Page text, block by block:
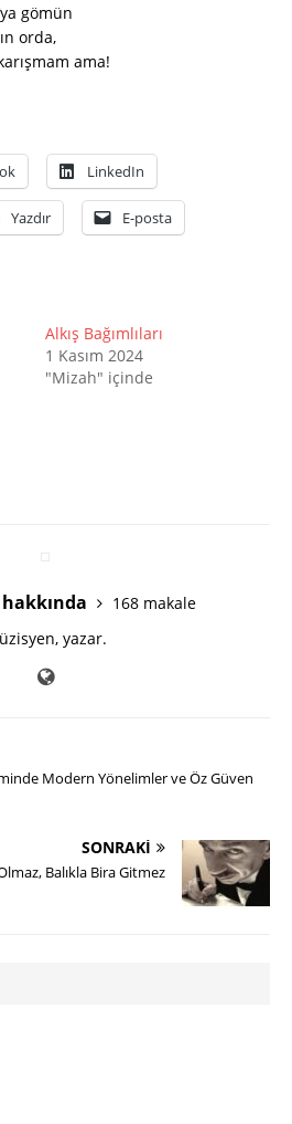
gömün
orda,
ama!
LinkedIn
Yazdır E-posta
Alkış Bağımlıları
1 Kasım 2024
"Mizah" içinde
168 makale
yazar.
Modern Yönelimler ve Öz Güven
SONRAKI
Balıkla Bira Gitmez